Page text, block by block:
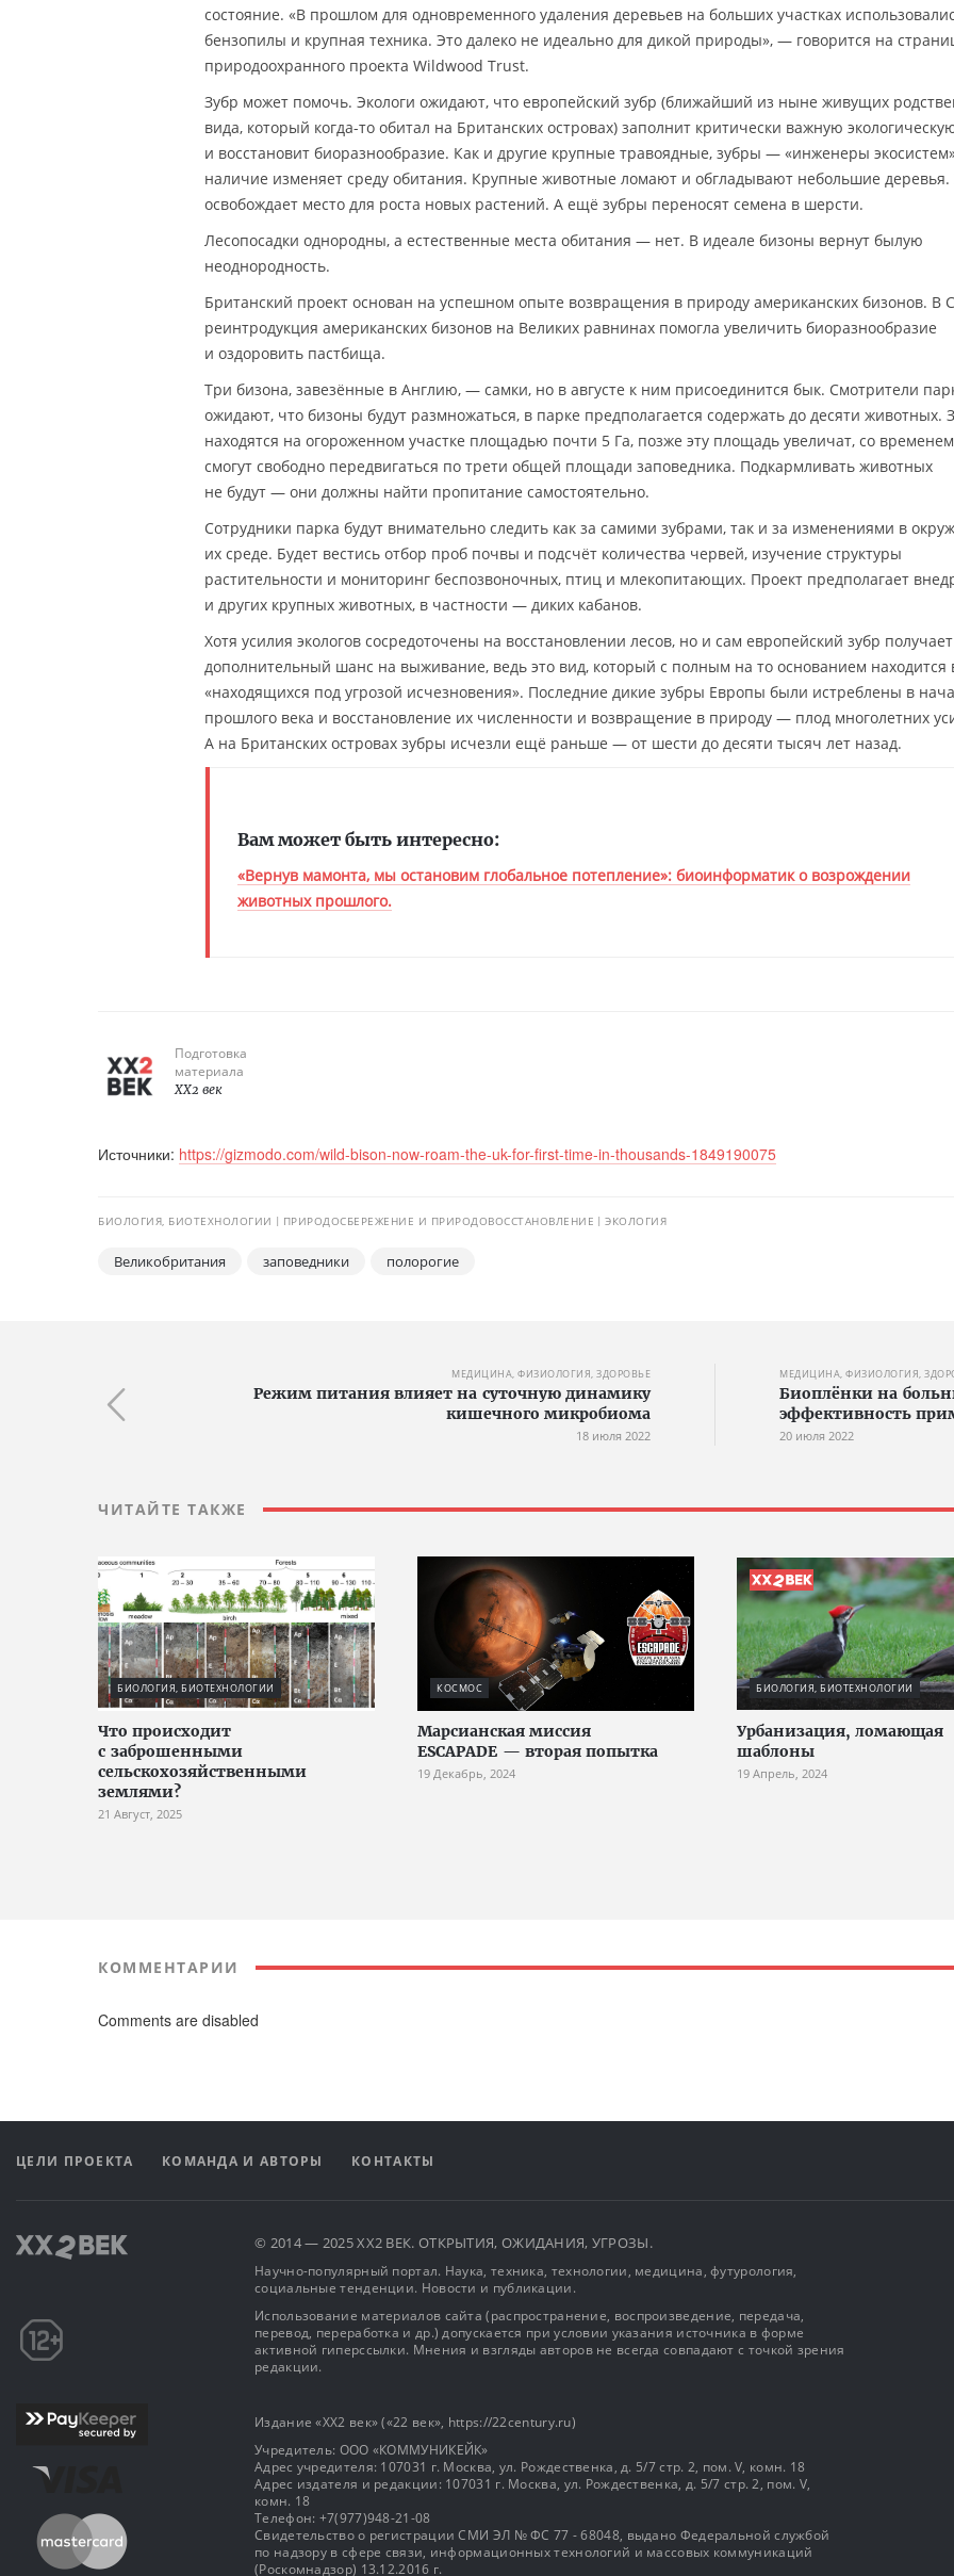
состояние. «В прошлом для одновременного удаления деревьев на больших участках
бензопилы и крупная техника. Это далеко не идеально для дикой природы», — говорится на
природоохранного проекта Wildwood Trust.
Зубр может помочь. Экологи ожидают, что европейский зубр (ближайший из ныне живущих
вида, который когда-то обитал на Британских островах) заполнит критически важную
и восстановит биоразнообразие. Как и другие крупные травоядные, зубры — «инженеры
наличие изменяет среду обитания. Крупные животные ломают и обгладывают небольшие деревья.
освобождает место для роста новых растений. А ещё зубры переносят семена в шерсти.
Лесопосадки однородны, а естественные места обитания — нет. В идеале бизоны вернут былую
неоднородность.
Британский проект основан на успешном опыте возвращения в природу американских бизонов. В
реинтродукция американских бизонов на Великих равнинах помогла увеличить биоразнообразие
и оздоровить пастбища.
Три бизона, завезённые в Англию, — самки, но в августе к ним присоединится бык. Смотрители
ожидают, что бизоны будут размножаться, в парке предполагается содержать до десяти животных.
находятся на огороженном участке площадью почти 5 Га, позже эту площадь увеличат, со
смогут свободно передвигаться по трети общей площади заповедника. Подкармливать животных
не будут — они должны найти пропитание самостоятельно.
Сотрудники парка будут внимательно следить как за самими зубрами, так и за изменениями в
их среде. Будет вестись отбор проб почвы и подсчёт количества червей, изучение структуры
растительности и мониторинг беспозвоночных, птиц и млекопитающих. Проект предполагает
и других крупных животных, в частности — диких кабанов.
Хотя усилия экологов сосредоточены на восстановлении лесов, но и сам европейский зубр получает
дополнительный шанс на выживание, ведь это вид, который с полным на то основанием находится
«находящихся под угрозой исчезновения». Последние дикие зубры Европы были истреблены в
прошлого века и восстановление их численности и возвращение в природу — плод многолетних
А на Британских островах зубры исчезли ещё раньше — от шести до десяти тысяч лет назад.
Вам может быть интересно:
«Вернув мамонта, мы остановим глобальное потепление»: биоинформатик о возрождении
животных прошлого.
Подготовка
материала
XX2 век
Источники: https://gizmodo.com/wild-bison-now-roam-the-uk-for-first-time-in-thousands-1849190075
БИОЛОГИЯ, БИОТЕХНОЛОГИИ ПРИРОДОСБЕРЕЖЕНИЕ И ПРИРОДОВОССТАНОВЛЕНИЕ ЭКОЛОГИЯ
Великобритания заповедники полорогие
МЕДИЦИНА, ФИЗИОЛОГИЯ, ЗДОРОВЬЕ
Режим питания влияет на суточную динамику
кишечного микробиома
18 июля 2022
МЕДИЦИНА, ФИЗИОЛОГИЯ,
Биоплёнки на
эффективность
20 июля 2022
ЧИТАЙТЕ ТАКЖЕ
БИОЛОГИЯ, БИОТЕХНОЛОГИИ
Что происходит
с заброшенными
сельскохозяйственными
землями?
21 Август, 2025
КОСМОС
Марсианская миссия
ESCAPADE — вторая попытка
19 Декабрь, 2024
БИОЛОГИЯ, БИОТЕХНОЛОГИИ
Урбанизация, ломающая
шаблоны
19 Апрель, 2024
КОММЕНТАРИИ
Comments are disabled
ЦЕЛИ ПРОЕКТА КОМАНДА И АВТОРЫ КОНТАКТЫ
© 2014 — 2025 XX2 ВЕК. ОТКРЫТИЯ, ОЖИДАНИЯ, УГРОЗЫ.
Научно-популярный портал. Наука, техника, технологии, медицина, футурология,
социальные тенденции. Новости и публикации.
Использование материалов сайта (распространение, воспроизведение, передача,
перевод, переработка и др.) допускается при условии указания источника в форме
активной гиперссылки. Мнения и взгляды авторов не всегда совпадают с точкой зрения
редакции.
Издание «XX2 век» («22 век», https://22century.ru)
Учредитель: OOO «КОММУНИКЕЙК»
Адрес учредителя: 107031 г. Москва, ул. Рождественка, д. 5/7 стр. 2, пом. V, комн. 18
Адрес издателя и редакции: 107031 г. Москва, ул. Рождественка, д. 5/7 стр. 2, пом. V,
комн. 18
Телефон: +7(977)948-21-08
Свидетельство о регистрации СМИ ЭЛ № ФС 77 - 68048, выдано Федеральной службой
по надзору в сфере связи, информационных технологий и массовых коммуникаций
(Роскомнадзор) 13.12.2016 г.